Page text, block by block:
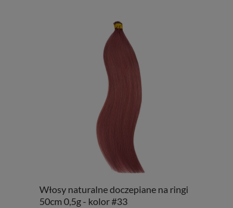
Włosy naturalne doczepiane na ringi
50cm 0,5g - kolor #33